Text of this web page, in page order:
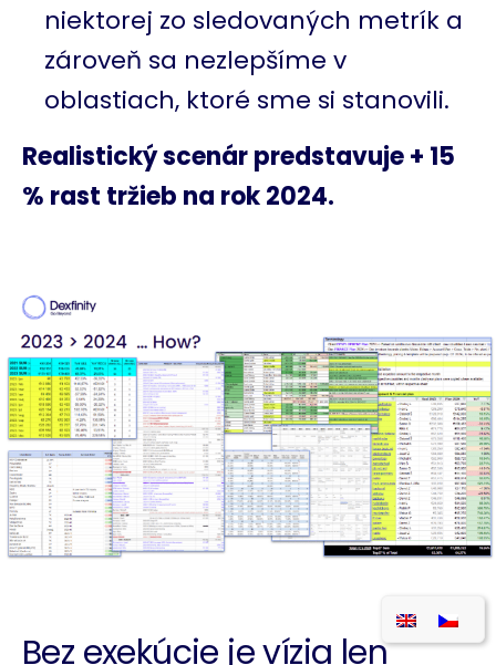
niektorej zo sledovaných metrík a
zároveň sa nezlepšíme v
oblastiach, ktoré sme si stanovili.
Realistický scenár predstavuje + 15
% rast tržieb na rok 2024.
Bez exekúcie je vízia len